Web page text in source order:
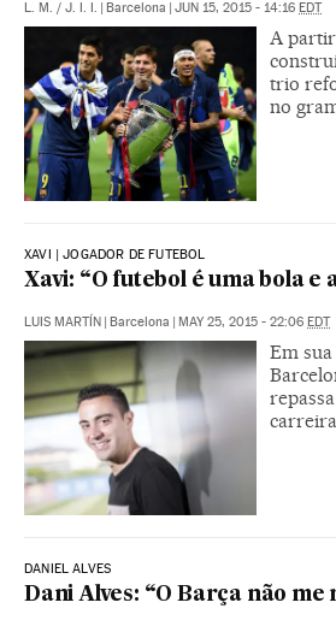
L. M. / J. I. I. | Barcelona | JUN 15, 2015 - 14:16 EDT
A
trio
no
XAVI | JOGADOR DE FUTEBOL
Xavi: “O futebol é uma bola e
LUIS MARTÍN | Barcelona | MAY 25, 2015 - 22:06 EDT
Em
carreira
DANIEL ALVES
Dani Alves: “O Barça não me